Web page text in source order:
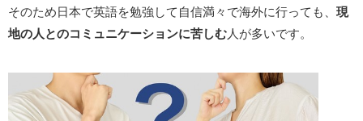
そのため日本で英語を勉強して自信満々で海外に行っても、 現
地の人とのコミュニケーションに苦しむ人が多いです。